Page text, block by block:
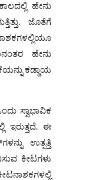
ಹೇನು
ಜೊತೆಗೆ
ಹೇನು
ಕಡ್ಡಾಯ
ಸ್ವಾಭಾವಿಕ
ಇರುತ್ತದೆ. ಈ
ಉತ್ಪತ್ತಿ
ಕೀಟಗಳು